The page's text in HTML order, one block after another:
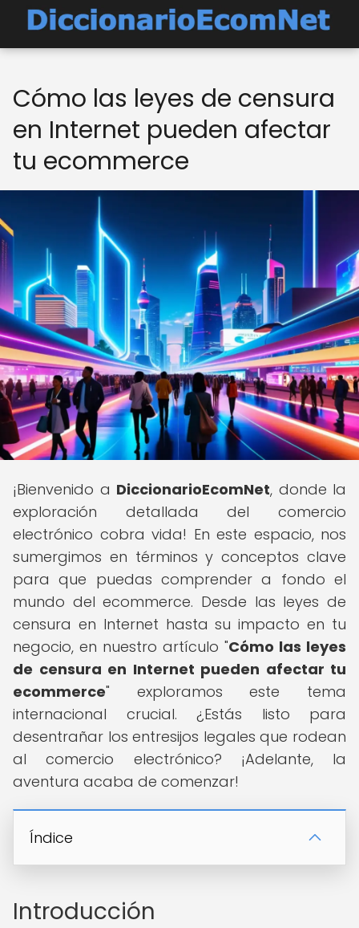
Cómo las leyes de censura
en Internet pueden afectar
tu ecommerce
¡Bienvenido a DiccionarioEcomNet, donde la
exploración detallada del comercio
electrónico cobra vida! En este espacio, nos
sumergimos en términos y conceptos clave
para que puedas comprender a fondo el
mundo del ecommerce. Desde las leyes de
censura en Internet hasta su impacto en tu
negocio, en nuestro artículo "Cómo las leyes
de censura en Internet pueden afectar tu
ecommerce" exploramos este tema
internacional crucial. ¿Estás listo para
desentrañar los entresijos legales que rodean
al comercio electrónico? ¡Adelante, la
aventura acaba de comenzar!
Índice
Introducción